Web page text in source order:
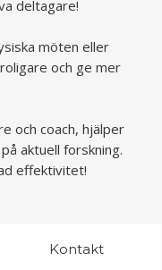
deltagare!
möten eller
och ge mer
och coach, hjälper
aktuell forskning.
effektivitet!
Kontakt